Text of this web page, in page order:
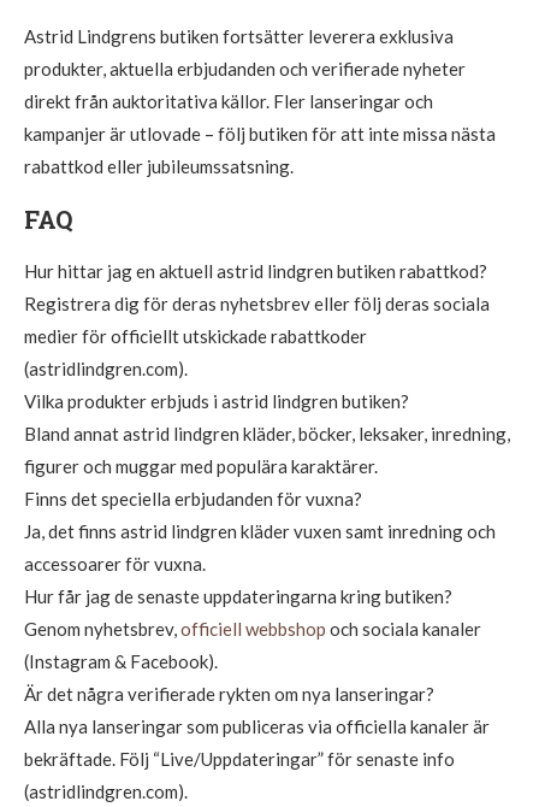
Astrid Lindgrens butiken fortsätter leverera exklusiva
produkter, aktuella erbjudanden och verifierade nyheter
direkt från auktoritativa källor. Fler lanseringar och
kampanjer är utlovade – följ butiken för att inte missa nästa
rabattkod eller jubileumssatsning.
FAQ
Hur hittar jag en aktuell astrid lindgren butiken rabattkod?
Registrera dig för deras nyhetsbrev eller följ deras sociala
medier för officiellt utskickade rabattkoder
(astridlindgren.com).
Vilka produkter erbjuds i astrid lindgren butiken?
Bland annat astrid lindgren kläder, böcker, leksaker, inredning,
figurer och muggar med populära karaktärer.
Finns det speciella erbjudanden för vuxna?
Ja, det finns astrid lindgren kläder vuxen samt inredning och
accessoarer för vuxna.
Hur får jag de senaste uppdateringarna kring butiken?
Genom nyhetsbrev,officiell webbshop och sociala kanaler
(Instagram & Facebook).
Är det några verifierade rykten om nya lanseringar?
Alla nya lanseringar som publiceras via officiella kanaler är
bekräftade. Följ “Live/Uppdateringar” för senaste info
(astridlindgren.com).